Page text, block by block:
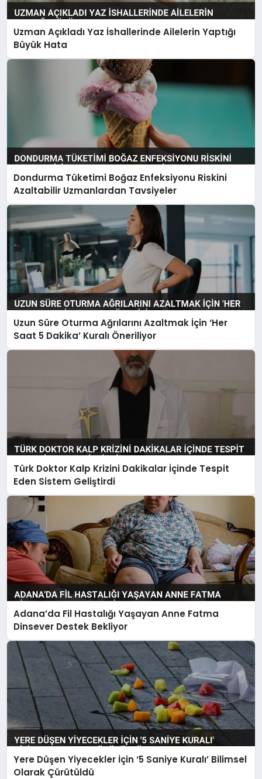
Uzman Açıkladı Yaz İshallerinde Ailelerin Yaptığı
Büyük Hata
Dondurma Tüketimi Boğaz Enfeksiyonu Riskini
Azaltabilir Uzmanlardan Tavsiyeler
Uzun Süre Oturma Ağrılarını Azaltmak İçin ‘Her
Saat 5 Dakika’ Kuralı Öneriliyor
Türk Doktor Kalp Krizini Dakikalar İçinde Tespit
Eden Sistem Geliştirdi
Adana’da Fil Hastalığı Yaşayan Anne Fatma
Dinsever Destek Bekliyor
Yere Düşen Yiyecekler İçin ‘5 Saniye Kuralı’ Bilimsel
Olarak Çürütüldü